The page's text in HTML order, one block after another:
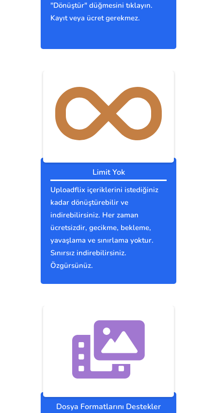
"Dönüştür" düğmesini tıklayın.
Kayıt veya ücret gerekmez.
Limit Yok
Uploadflix içeriklerini istediğiniz
kadar dönüştürebilir ve
indirebilirsiniz. Her zaman
ücretsizdir, gecikme, bekleme,
yavaşlama ve sınırlama yoktur.
Sınırsız indirebilirsiniz.
Özgürsünüz.
Dosya Formatlarını Destekler